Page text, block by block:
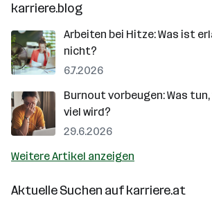
karriere.blog
Arbeiten bei Hitze: Was ist
nicht?
6.7.2026
Burnout vorbeugen: Was tun,
viel wird?
29.6.2026
Weitere Artikel anzeigen
Aktuelle Suchen aufkarriere.at